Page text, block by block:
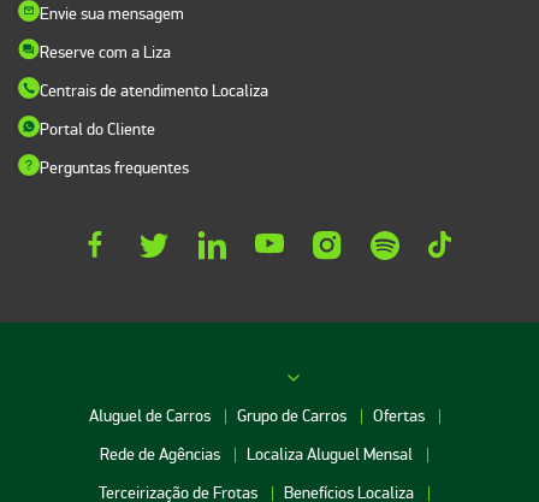
Envie sua mensagem
Reserve com a Liza
Centrais de atendimento Localiza
Portal do Cliente
Perguntas frequentes
Aluguel de Carros Grupo de Carros
Ofertas
Rede de Agências
Localiza Aluguel Mensal
Terceirização de Frotas
Benefícios Localiza